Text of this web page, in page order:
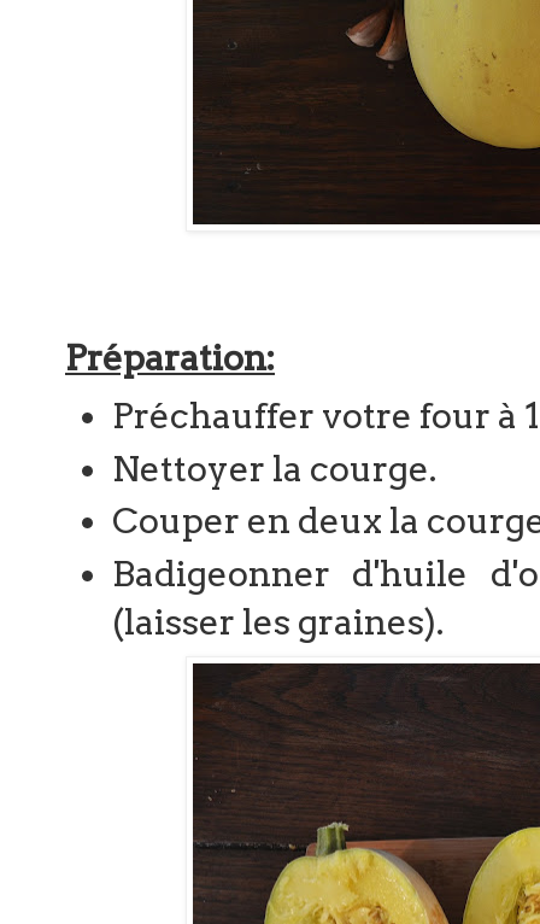
Préparation:
Préchauffer votre four à
Nettoyer la courge.
Couper en deux la
Badigeonner d'huile
(laisser les graines).